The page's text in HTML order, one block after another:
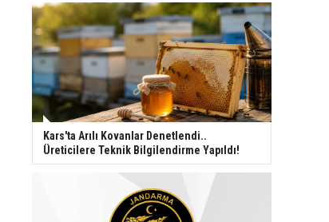
Kars'ta Arılı Kovanlar Denetlendi..
Üreticilere Teknik Bilgilendirme Yapıldı!